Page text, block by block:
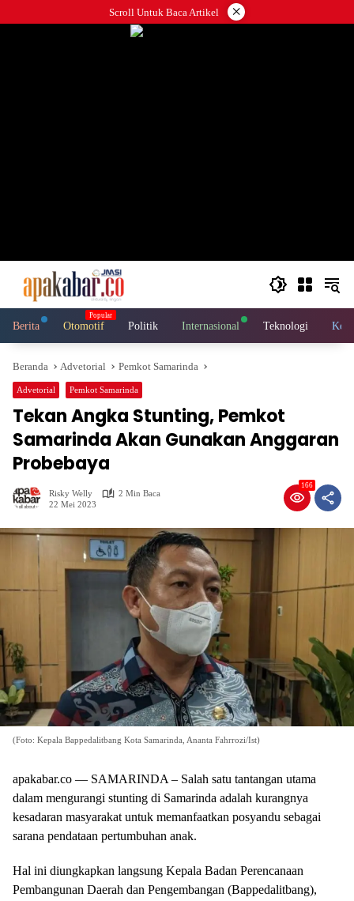
ke
Scroll Untuk Baca Artikel ×
Berita Otomotif Politik Internasional Teknologi
Beranda Advetorial Pemkot Samarinda
Advetorial Pemkot Samarinda
Tekan Angka Stunting, Pemkot
Samarinda Akan Gunakan Anggaran
Probebaya
Risky Welly
2 Min Baca
22 Mei 2023
166
(Foto: Kepala Bappedalitbang Kota Samarinda, Ananta Fahrrozi/Ist)
apakabar.co — SAMARINDA – Salah satu tantangan utama
dalam mengurangi stunting di Samarinda adalah kurangnya
kesadaran masyarakat untuk memanfaatkan posyandu sebagai
sarana pendataan pertumbuhan anak.
Hal ini diungkapkan langsung Kepala Badan Perencanaan
Pembangunan Daerah dan Pengembangan (Bappedalitbang),